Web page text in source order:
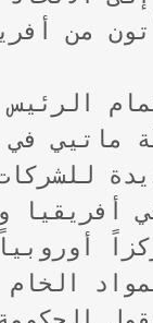
من
يتمثل الاهتمام الرئيس